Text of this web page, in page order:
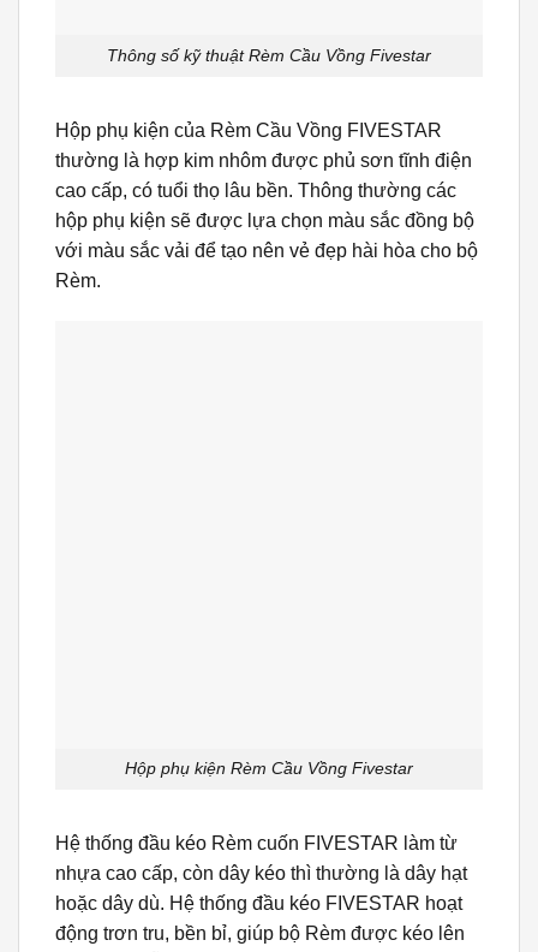
Thông số kỹ thuật Rèm Cầu Vồng Fivestar
Hộp phụ kiện của Rèm Cầu Vồng FIVESTAR
thường là hợp kim nhôm được phủ sơn tĩnh điện
cao cấp, có tuổi thọ lâu bền. Thông thường các
hộp phụ kiện sẽ được lựa chọn màu sắc đồng bộ
với màu sắc vải để tạo nên vẻ đẹp hài hòa cho bộ
Rèm.
Hộp phụ kiện Rèm Cầu Vồng Fivestar
Hệ thống đầu kéo Rèm cuốn FIVESTAR làm từ
nhựa cao cấp, còn dây kéo thì thường là dây hạt
hoặc dây dù. Hệ thống đầu kéo FIVESTAR hoạt
động trơn tru, bền bỉ, giúp bộ Rèm được kéo lên